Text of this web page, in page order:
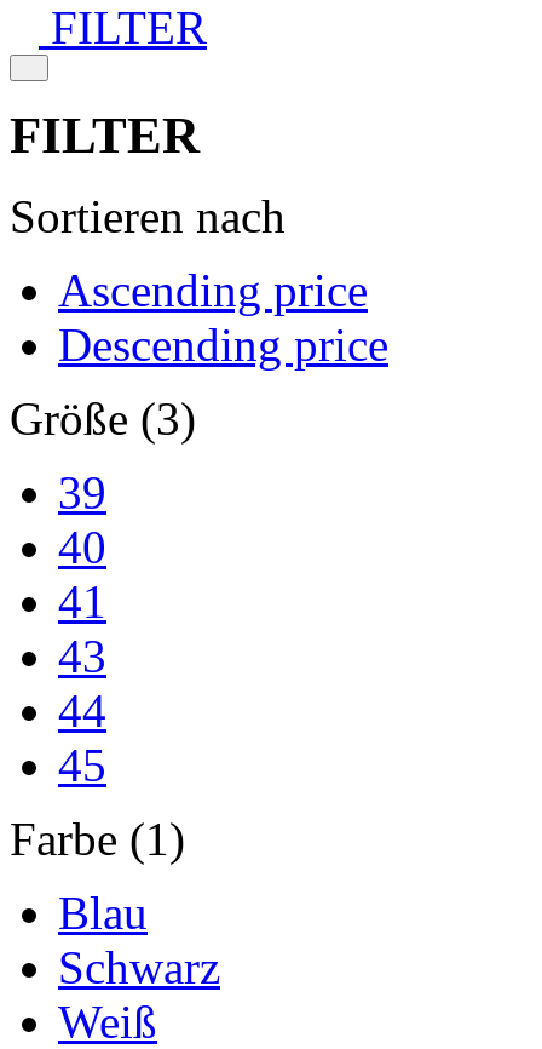
FILTER
FILTER
Sortieren nach
Ascending price
Descending price
Größe (3)
39
40
41
43
44
45
Farbe (1)
Blau
Schwarz
Weiß